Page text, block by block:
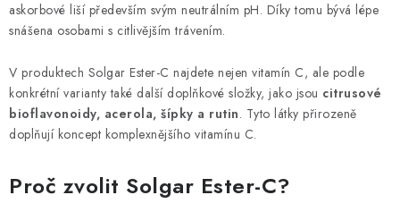
askorbové liší především svým neutrálním pH. Díky tomu bývá lépe
snášena osobami s citlivějším trávením.
V produktech Solgar Ester-C najdete nejen vitamín C, ale podle
konkrétní varianty také další doplňkové složky, jako jsou citrusové
bioflavonoidy, acerola, šípky a rutin. Tyto látky přirozeně
doplňují koncept komplexnějšího vitamínu C.
Proč zvolit Solgar Ester-C?